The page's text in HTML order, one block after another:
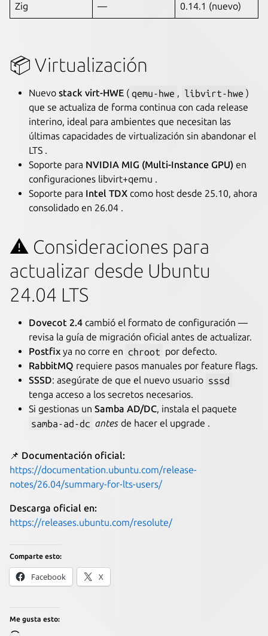
Zig — 0.14.1 (nuevo)
📦 Virtualización
Nuevo stack virt-HWE ( qemu-hwe , libvirt-hwe )
que se actualiza de forma continua con cada release
interino, ideal para ambientes que necesitan las
últimas capacidades de virtualización sin abandonar el
LTS .
Soporte para NVIDIA MIG (Multi-Instance GPU) en
configuraciones libvirt+qemu .
Soporte para Intel TDX como host desde 25.10, ahora
consolidado en 26.04 .
⚠️ Consideraciones para
actualizar desde Ubuntu
24.04 LTS
Dovecot 2.4 cambió el formato de configuración —
revisa la guía de migración oficial antes de actualizar.
Postfix ya no corre en chroot por defecto.
RabbitMQ requiere pasos manuales por feature flags.
SSSD: asegúrate de que el nuevo usuario sssd
tenga acceso a los secretos necesarios.
Si gestionas un Samba AD/DC, instala el paquete
samba-ad-dc antes de hacer el upgrade .
📌 Documentación oficial:
https://documentation.ubuntu.com/release-
notes/26.04/summary-for-lts-users/
Descarga oficial en:
https://releases.ubuntu.com/resolute/
Comparte esto:
Facebook X
Me gusta esto: